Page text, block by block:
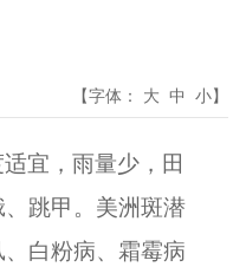
【字体： 大 中 小】
宜，雨量少，田
跳甲。美洲斑潜
白粉病、霜霉病